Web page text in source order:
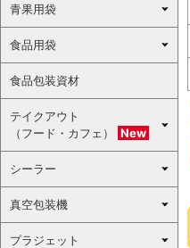
青果用袋
食品用袋
食品包装資材
テイクアウト
（フード・カフェ）
New
シーラー
真空包装機
プラジェット